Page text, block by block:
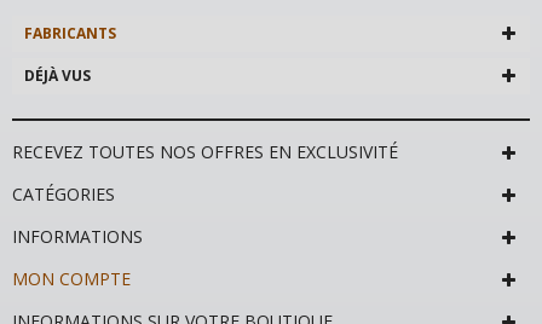
FABRICANTS
DÉJÀ VUS
RECEVEZ TOUTES NOS OFFRES EN EXCLUSIVITÉ
CATÉGORIES
INFORMATIONS
MON COMPTE